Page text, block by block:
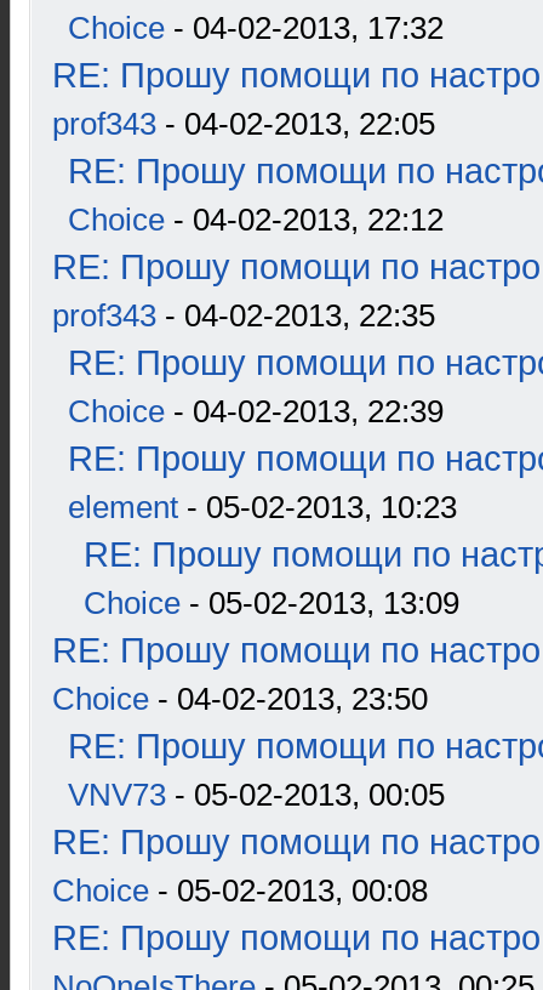
Choice - 04-02-2013, 17:32
RE: Прошу помощи по
prof343 - 04-02-2013, 22:05
RE: Прошу помощи по
Choice - 04-02-2013, 22:12
RE: Прошу помощи по
prof343 - 04-02-2013, 22:35
RE: Прошу помощи по
Choice - 04-02-2013, 22:39
RE: Прошу помощи по
element - 05-02-2013, 10:23
RE: Прошу помощи по
Choice - 05-02-2013, 13:09
RE: Прошу помощи по
Choice - 04-02-2013, 23:50
RE: Прошу помощи по
VNV73 - 05-02-2013, 00:05
RE: Прошу помощи по
Choice - 05-02-2013, 00:08
RE: Прошу помощи по